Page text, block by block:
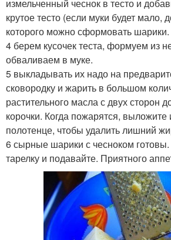
измельченный чеснок в тесто и
крутое тесто (если муки будет мало,
которого можно сформовать шарики.
4 берем кусочек теста, формуем из
обваливаем в муке.
5 выкладывать их надо на
сковородку и жарить в большом
растительного масла с двух сторон
корочки. Когда пожарятся,
полотенце, чтобы удалить лишний
6 сырные шарики с чесноком
тарелку и подавайте. Приятного